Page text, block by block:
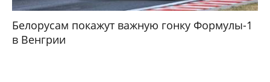
Белорусам покажут важную гонку Формулы-1
в Венгрии